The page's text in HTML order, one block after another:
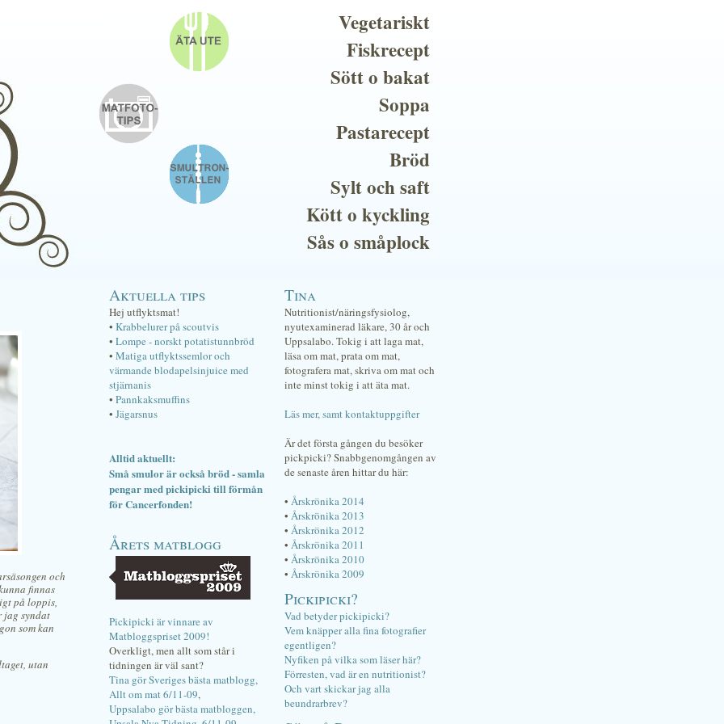
Vegetariskt
Fiskrecept
Sött o bakat
Soppa
Pastarecept
Bröd
Sylt och saft
Kött o kyckling
Sås o småplock
och
finnas
på loppis,
jag syndat
som kan
utan
Aktuella tips
Hej utflyktsmat!
• Krabbelurer på scoutvis
• Lompe - norskt potatistunnbröd
• Matiga utflyktssemlor och
värmande blodapelsinjuice med
stjärnanis
• Pannkaksmuffins
• Jägarsnus
Alltid aktuellt:
Små smulor är också bröd - samla
pengar med pickipicki till förmån
för Cancerfonden!
Årets matblogg
Pickipicki är vinnare av
Matbloggspriset 2009!
Overkligt, men allt som står i
tidningen är väl sant?
Tina gör Sveriges bästa matblogg,
Allt om mat 6/11-09,
Uppsalabo gör bästa matbloggen,
Tina
Nutritionist/näringsfysiolog,
nyutexaminerad läkare, 30 år och
Uppsalabo. Tokig i att laga mat,
läsa om mat, prata om mat,
fotografera mat, skriva om mat och
inte minst tokig i att äta mat.
Läs mer, samt kontaktuppgifter
Är det första gången du besöker
pickpicki? Snabbgenomgången av
de senaste åren hittar du här:
• Årskrönika 2014
• Årskrönika 2013
• Årskrönika 2012
• Årskrönika 2011
• Årskrönika 2010
• Årskrönika 2009
Pickipicki?
Vad betyder pickipicki?
Vem knäpper alla fina fotografier
egentligen?
Nyfiken på vilka som läser här?
Förresten, vad är en nutritionist?
Och vart skickar jag alla
beundrarbrev?